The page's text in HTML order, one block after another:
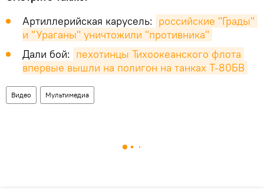
Артиллерийская карусель: российские "Грады"
и "Ураганы" уничтожили "противника"
Дали бой: пехотинцы Тихоокеанского флота
впервые вышли на полигон на танках Т-80БВ
Видео Мультимедиа